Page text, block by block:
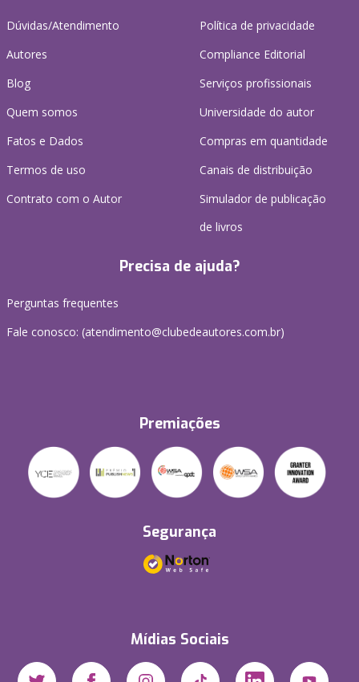
Dúvidas/Atendimento
Autores
Blog
Quem somos
Fatos e Dados
Termos de uso
Contrato com o Autor
Política de privacidade
Compliance Editorial
Serviços profissionais
Universidade do autor
Compras em quantidade
Canais de distribuição
Simulador de publicação
de livros
Precisa de ajuda?
Perguntas frequentes
Fale conosco: (atendimento@clubedeautores.com.br)
Premiações
Segurança
Mídias Sociais